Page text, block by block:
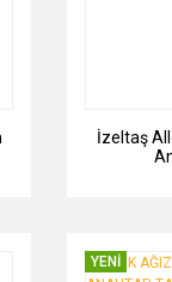
İzeltaş
YENİ